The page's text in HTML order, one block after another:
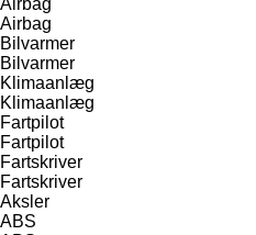
Airbag
Bilvarmer
Bilvarmer
Klimaanlæg
Klimaanlæg
Fartpilot
Fartpilot
Fartskriver
Fartskriver
Aksler
ABS